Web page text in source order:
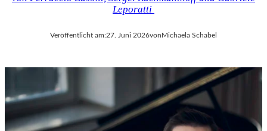
Leporatti
Veröffentlicht am:27. Juni 2026vonMichaela Schabel